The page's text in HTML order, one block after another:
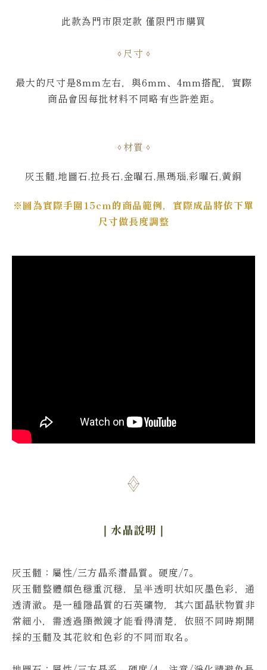
此款為門市限定款 僅限門市購買
尺寸
最大的尺寸是8mm左右，與6mm、4mm搭配，實際
商品會因每批材料不同略有些許差距。
材質
灰玉髓,地圖石,拉長石,金曜石,黑瑪瑙,彩曜石,黃銅
※圖為實際手圍15cm的商品範例，實際成品將依下單
尺寸做長度調整
｜水晶說明 ｜
灰玉髓：屬性/三方晶系潛晶質。硬度/7。
灰玉髓整體顏色穩重沉穩，呈半透明状如灰墨色彩，通
透清澈。 是一種隱晶質的石英礦物，其六面晶狀物質非
常細小，需透過顯微鏡才能看得清楚，依照不同時期開
採的玉髓及其花紋和色彩的不同而取名。